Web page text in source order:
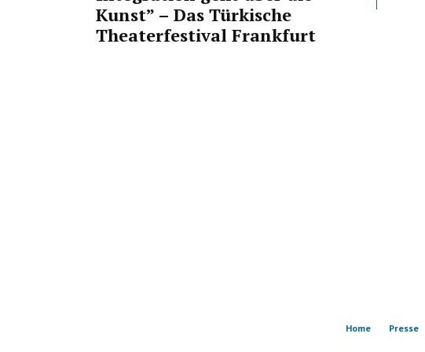
Kunst” – Das Türkische
Theaterfestival Frankfurt
Home Presse